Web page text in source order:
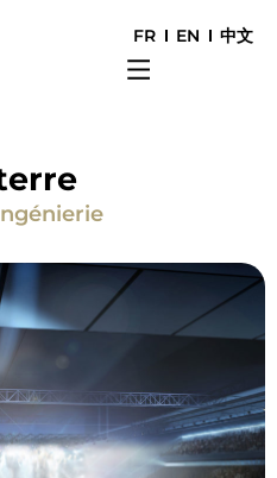
FR EN 中文